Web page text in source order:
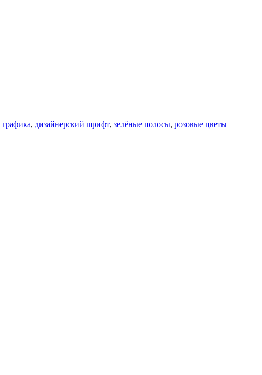
графика, дизайнерский шрифт, зелёные полосы, розовые цветы